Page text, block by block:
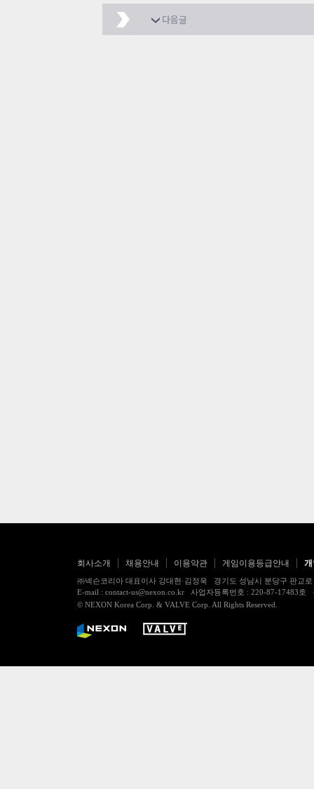
수능 보는사람 있음?
다음글
회사소개 채용안내 이용약관 게임이용등급안내
㈜넥슨코리아 대표이사 강대현·김정욱 경기도 성남시 분당구 판교
E-mail : contact-us@nexon.co.kr 사업자등록번호 : 220-87-17483
© NEXON Korea Corp. & VALVE Corp. All Rights Reserved.